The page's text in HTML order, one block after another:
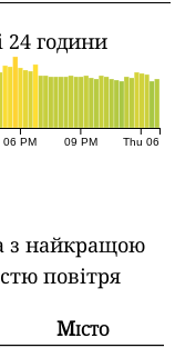
24 години
06 PM 09 PM Thu 06
з найкращою
повітря
Місто